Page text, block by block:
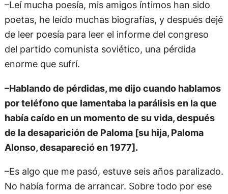
–Leí mucha poesía, mis amigos íntimos han sido
poetas, he leído muchas biografías, y después dejé
de leer poesía para leer el informe del congreso
del partido comunista soviético, una pérdida
enorme que sufrí.
–Hablando de pérdidas, me dijo cuando hablamos
por teléfono que lamentaba la parálisis en la que
había caído en un momento de su vida, después
de la desaparición de Paloma [su hija, Paloma
Alonso, desapareció en 1977].
–Es algo que me pasó, estuve seis años paralizado.
No había forma de arrancar. Sobre todo por ese